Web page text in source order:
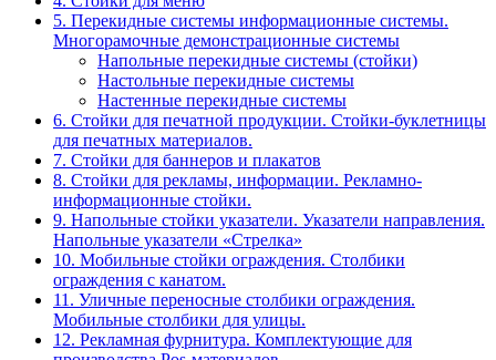
5. Перекидные системы информационные системы.
Многорамочные демонстрационные системы
Напольные перекидные системы (стойки)
Настольные перекидные системы
Настенные перекидные системы
6. Стойки для печатной продукции. Стойки-буклетницы
для печатных материалов.
7. Стойки для баннеров и плакатов
8. Стойки для рекламы, информации. Рекламно-
информационные стойки.
9. Напольные стойки указатели. Указатели направления.
Напольные указатели «Стрелка»
10. Мобильные стойки ограждения. Столбики
ограждения с канатом.
11. Уличные переносные столбики ограждения.
Мобильные столбики для улицы.
12. Рекламная фурнитура. Комплектующие для